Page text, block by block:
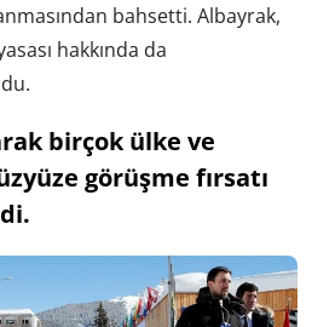
bahsetti. Albayrak,
hakkında da
birçok ülke ve
görüşme fırsatı